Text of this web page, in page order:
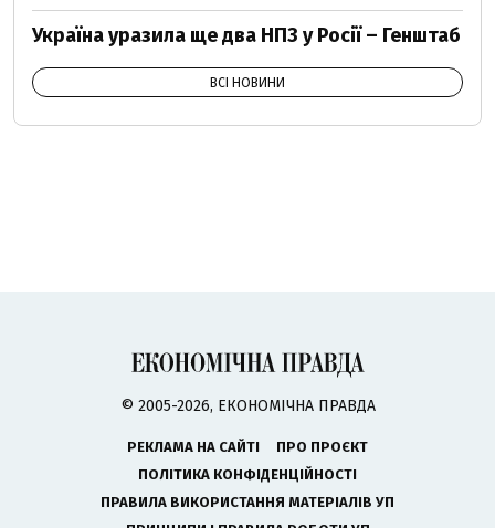
Україна уразила ще два НПЗ у Росії – Генштаб
ВСІ НОВИНИ
© 2005-2026, ЕКОНОМІЧНА ПРАВДА
РЕКЛАМА НА САЙТІ
ПРО ПРОЄКТ
ПОЛІТИКА КОНФІДЕНЦІЙНОСТІ
ПРАВИЛА ВИКОРИСТАННЯ МАТЕРІАЛІВ УП